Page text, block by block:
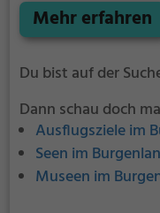
Aspekte aus längst
einen kleinen
Mehr erfahren
Du bist auf der
Dann schau doch
Ausflugsziele im
Seen im
Museen im